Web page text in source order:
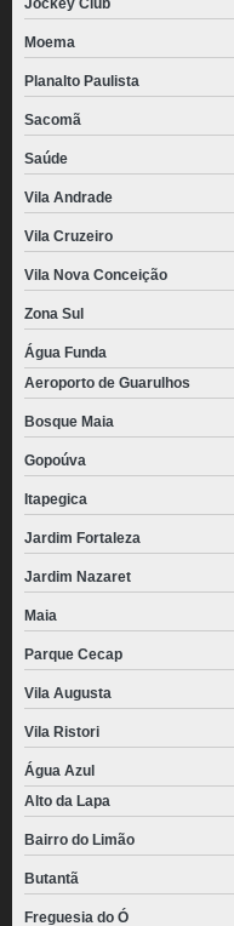
Jockey Club
Moema
Planalto Paulista
Sacomã
Saúde
Vila Andrade
Vila Cruzeiro
Vila Nova Conceição
Zona Sul
Água Funda
Aeroporto de Guarulhos
Bosque Maia
Gopoúva
Itapegica
Jardim Fortaleza
Jardim Nazaret
Maia
Parque Cecap
Vila Augusta
Vila Ristori
Água Azul
Alto da Lapa
Bairro do Limão
Butantã
Freguesia do Ó